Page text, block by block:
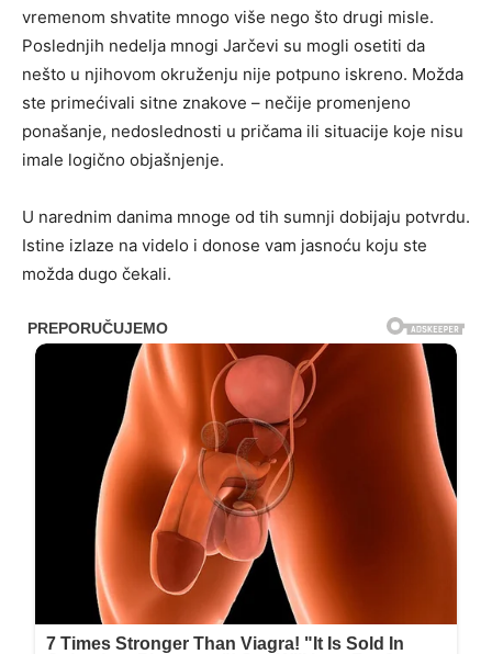
vremenom shvatite mnogo više nego što drugi misle.
Poslednjih nedelja mnogi Jarčevi su mogli osetiti da
nešto u njihovom okruženju nije potpuno iskreno. Možda
ste primećivali sitne znakove – nečije promenjeno
ponašanje, nedoslednosti u pričama ili situacije koje nisu
imale logično objašnjenje.
U narednim danima mnoge od tih sumnji dobijaju potvrdu.
Istine izlaze na videlo i donose vam jasnoću koju ste
možda dugo čekali.